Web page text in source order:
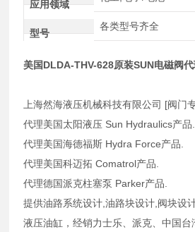
应用领域
型号
各类型号齐全
美国DLDA-THV-628原装SUN电磁阀
上海然海液压机械科技有限公司 [阀门
代理美国太阳液压 Sun Hydraulics产品.
代理美国海德福斯 Hydra Force产品.
代理美国科迈拓 Comatrol产品.
代理德国派克柱塞泵 Parker产品.
提供油路系统设计,油路块设计,阀块设
液压油缸，经销力士乐、派克、中国